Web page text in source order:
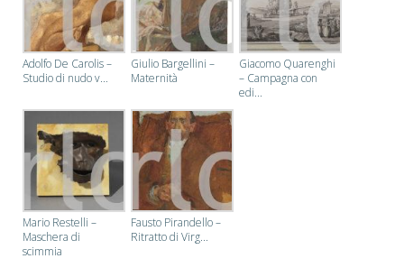
Adolfo De Carolis –
Studio di nudo v...
Giulio Bargellini –
Maternità
Giacomo Quarenghi
– Campagna con
edi...
Mario Restelli –
Maschera di
scimmia
Fausto Pirandello –
Ritratto di Virg...